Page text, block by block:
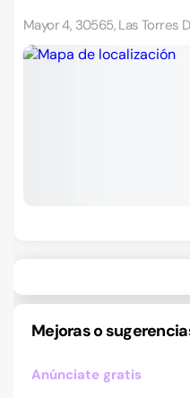
Mayor 4, 30565, Las Torres
Mejoras o
Anúnciate gratis